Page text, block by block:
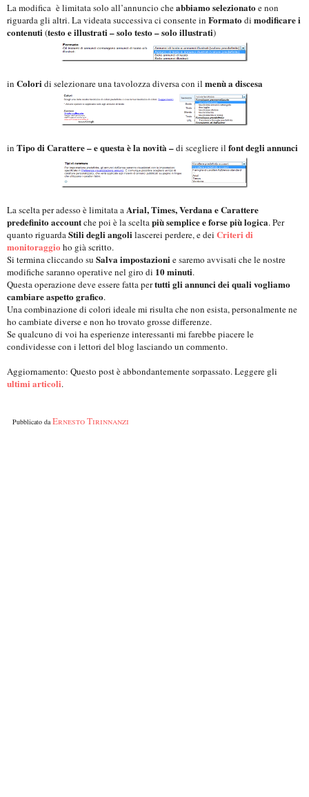
La modifica è limitata solo all’annuncio cheabbiamo selezionato e non
riguarda gli altri. La videata successiva ci consente in Formato di modificare i
contenuti(testo e illustrati – solo testo – solo illustrati)
in Coloridi selezionare una tavolozza diversa con il menù a discesa
in Tipo di Carattere – e questa è la novità –di scegliere il font degli annunci
La scelta per adesso è limitata aArial, Times, Verdana e Carattere
predefinito accountche poi è la sceltapiù semplice e forse più logica. Per
quanto riguardaStili degli angolilascerei perdere, e dei Criteri di
monitoraggio ho già scritto.
Si termina cliccando su Salva impostazionie saremo avvisati che le nostre
modifiche saranno operative nel giro di 10 minuti.
Questa operazione deve essere fatta pertutti gli annunci dei quali vogliamo
cambiare aspetto grafico.
Una combinazione di colori ideale mi risulta che non esista, personalmente ne
ho cambiate diverse e non ho trovato grosse differenze.
Se qualcuno di voi ha esperienze interessanti mi farebbe piacere le
condividesse con i lettori del blog lasciando un commento.
Aggiornamento: Questo post è abbondantemente sorpassato. Leggere gli
ultimi articoli.
Pubblicato daErnesto Tirinnanzi